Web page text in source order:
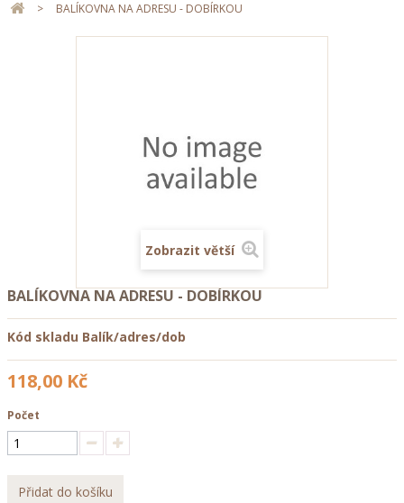
> BALÍKOVNA NA ADRESU - DOBÍRKOU
Zobrazit větší
BALÍKOVNA NA ADRESU - DOBÍRKOU
Kód skladu Balík/adres/dob
118,00 Kč
Počet
Přidat do košíku